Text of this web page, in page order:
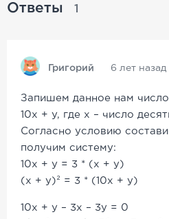
Ответы 1
Григорий 6 лет назад
Запишем данное нам
10х + у, где х – число
Согласно условию
получим систему:
10х + у = 3 * (х + у)
(х + у)² = 3 * (10х + у)
10х + у – 3x – 3у = 0